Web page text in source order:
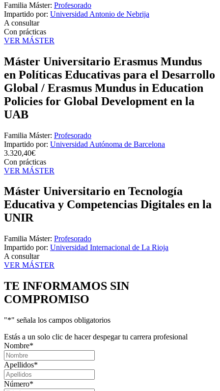
Familia Máster: Profesorado
Impartido por: Universidad Antonio de Nebrija
A consultar
Con prácticas
VER MÁSTER
Máster Universitario Erasmus Mundus
en Políticas Educativas para el Desarrollo
Global / Erasmus Mundus in Education
Policies for Global Development en la
UAB
Familia Máster: Profesorado
Impartido por: Universidad Autónoma de Barcelona
3.320,40€
Con prácticas
VER MÁSTER
Máster Universitario en Tecnología
Educativa y Competencias Digitales en la
UNIR
Familia Máster: Profesorado
Impartido por: Universidad Internacional de La Rioja
A consultar
VER MÁSTER
TE INFORMAMOS SIN
COMPROMISO
"*" señala los campos obligatorios
Estás a un solo clic de hacer despegar tu carrera profesional
Nombre*
Apellidos*
Número*